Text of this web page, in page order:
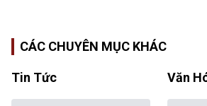
CÁC CHUYÊN MỤC KHÁC
Tin Tức Văn